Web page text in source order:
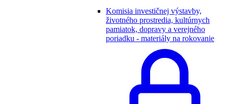
Komisia investičnej výstavby,
životného prostredia, kultúrnych
pamiatok, dopravy a verejného
poriadku - materiály na rokovanie